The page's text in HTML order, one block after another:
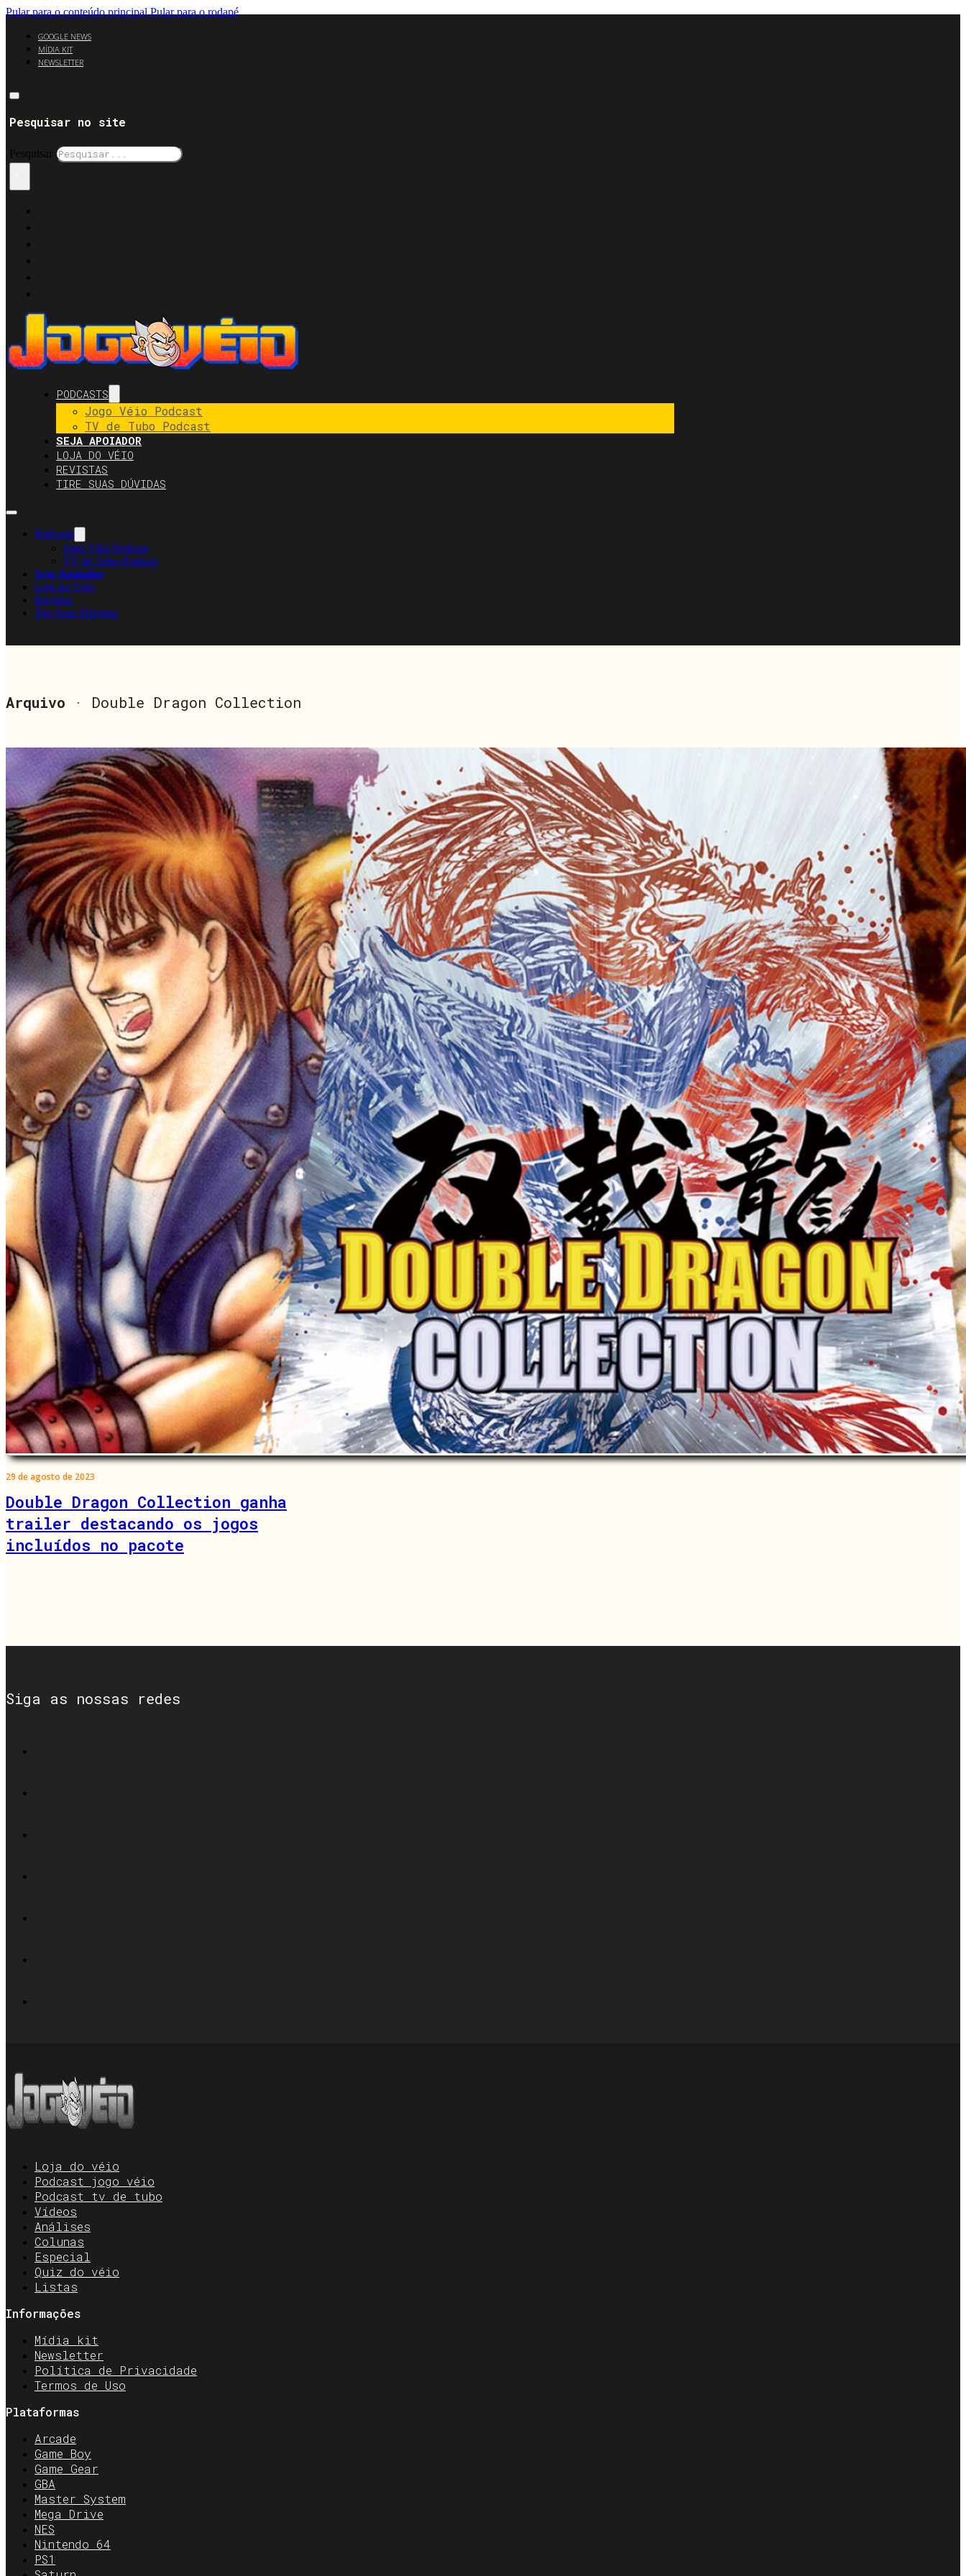
Pular para o conteúdo principal Pular para o rodapé
GOOGLE NEWS
MÍDIA KIT
NEWSLETTER
Pesquisar no site
Pesquisar
PODCASTS
Jogo Véio Podcast
TV de Tubo Podcast
SEJA APOIADOR
LOJA DO VÉIO
REVISTAS
TIRE SUAS DÚVIDAS
Podcasts
Jogo Véio Podcast
TV de Tubo Podcast
Seja Apoiador
Loja do Véio
Revistas
Tire Suas Dúvidas
Arquivo · Double Dragon Collection
29 de agosto de 2023
Double Dragon Collection ganha
trailer destacando os jogos
incluídos no pacote
Siga as nossas redes
Loja do véio
Podcast jogo véio
Podcast tv de tubo
Vídeos
Análises
Colunas
Especial
Quiz do véio
Listas
Informações
Mídia kit
Newsletter
Política de Privacidade
Termos de Uso
Plataformas
Arcade
Game Boy
Game Gear
GBA
Master System
Mega Drive
NES
Nintendo 64
PS1